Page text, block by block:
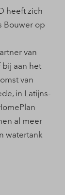
heeft zich
Bouwer op
van
aan het
van
in Latijns-
al meer
watertank